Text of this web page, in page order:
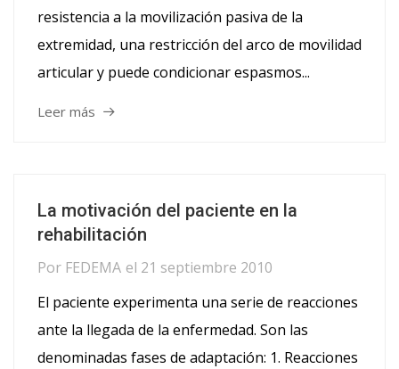
resistencia a la movilización pasiva de la
extremidad, una restricción del arco de movilidad
articular y puede condicionar espasmos...
Leer más
La motivación del paciente en la
rehabilitación
Por FEDEMA el 21 septiembre 2010
El paciente experimenta una serie de reacciones
ante la llegada de la enfermedad. Son las
denominadas fases de adaptación: 1. Reacciones